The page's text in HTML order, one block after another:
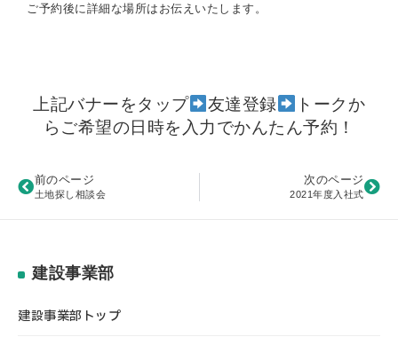
ご予約後に詳細な場所はお伝えいたします。
上記バナーをタップ 友達登録
トークか
らご希望の日時を入力でかんたん予約！
前のページ
土地探し相談会
次のページ
2021年度入社式
建設事業部
建設事業部トップ